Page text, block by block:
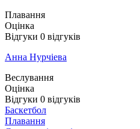
Плавання
Оцінка
Відгуки 0 відгуків
Анна Нурчіева
Веслування
Оцінка
Відгуки 0 відгуків
Баскетбол
Плавання